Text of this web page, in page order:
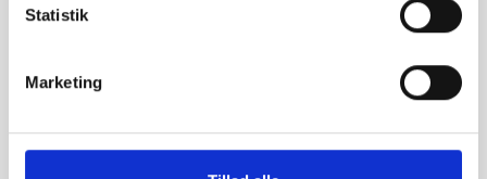
Statistik
Marketing